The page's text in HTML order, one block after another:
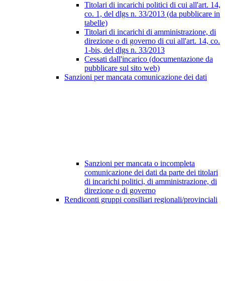
Titolari di incarichi politici di cui all'art. 14,
co. 1, del dlgs n. 33/2013 (da pubblicare in
tabelle)
Titolari di incarichi di amministrazione, di
direzione o di governo di cui all'art. 14, co.
1-bis, del dlgs n. 33/2013
Cessati dall'incarico (documentazione da
pubblicare sul sito web)
Sanzioni per mancata comunicazione dei dati
Sanzioni per mancata o incompleta
comunicazione dei dati da parte dei titolari
di incarichi politici, di amministrazione, di
direzione o di governo
Rendiconti gruppi consiliari regionali/provinciali